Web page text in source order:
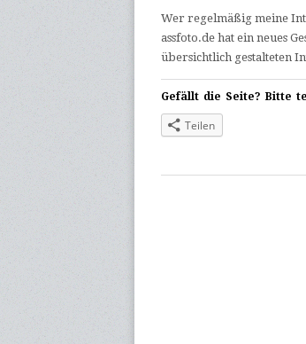
Wer regelmäßig meine
assfoto.de hat ein neues
übersichtlich gestalteten
Gefällt die Seite? Bitte
Teilen